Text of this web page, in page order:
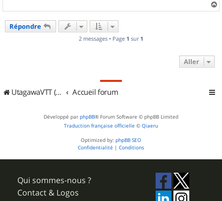
a
Répondre
2 messages • Page 1 sur 1
Aller
UtagawaVTT (Randos VTT et VTTAE avec traces GPS) Accueil forum
Développé par phpBB® Forum Software © phpBB Limited
Traduction française officielle © Qiaeru
Optimized by: phpBB SEO
Confidentialité | Conditions
Qui sommes-nous ?
Contact & Logos